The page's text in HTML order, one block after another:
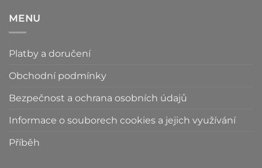
MENU
Platby a doručení
Obchodní podmínky
Bezpečnost a ochrana osobních údajů
Informace o souborech cookies a jejich využívání
Příběh